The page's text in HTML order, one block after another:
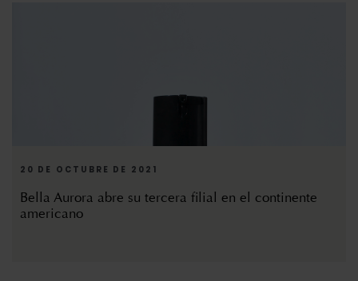
20 DE OCTUBRE DE 2021
Bella Aurora abre su tercera filial en el continente
americano